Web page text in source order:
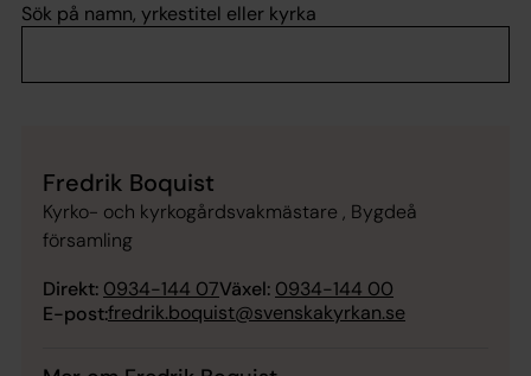
Sök på namn, yrkestitel eller kyrka
Fredrik Boquist
Kyrko- och kyrkogårdsvakmästare , Bygdeå
församling
Direkt: 0934-144 07Växel: 0934-144 00
E-post:fredrik.boquist@svenskakyrkan.se